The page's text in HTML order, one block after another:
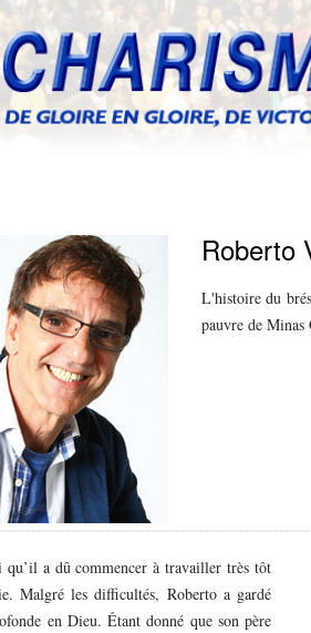
Roberto
L'histoire du
pauvre de Minas
qu’il a dû commencer à travailler très tôt
Malgré les difficultés, Roberto a gardé
en Dieu. Étant donné que son père